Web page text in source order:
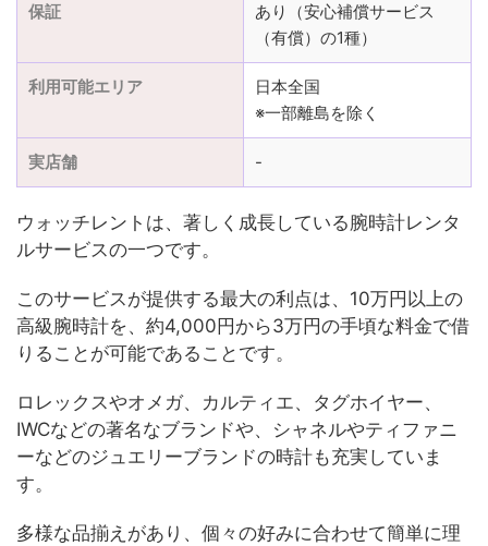
保証
あり（安心補償サービス
（有償）の1種）
利用可能エリア
日本全国
※一部離島を除く
実店舗 -
ウォッチレントは、著しく成長している腕時計レンタ
ルサービスの一つです。
このサービスが提供する最大の利点は、10万円以上の
高級腕時計を、約4,000円から3万円の手頃な料金で借
りることが可能であることです。
ロレックスやオメガ、カルティエ、タグホイヤー、
IWCなどの著名なブランドや、シャネルやティファニ
ーなどのジュエリーブランドの時計も充実していま
す。
多様な品揃えがあり、個々の好みに合わせて簡単に理